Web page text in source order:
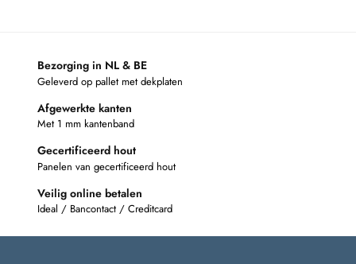
Bezorging in NL & BE
Geleverd op pallet met dekplaten
Afgewerkte kanten
Met 1 mm kantenband
Gecertificeerd hout
Panelen van gecertificeerd hout
Veilig online betalen
Ideal / Bancontact / Creditcard